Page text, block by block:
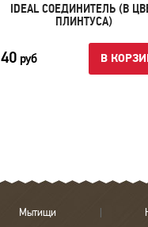
IDEAL СОЕДИНИТЕЛЬ (В
ПЛИНТУСА)
40 руб В
Мытищи